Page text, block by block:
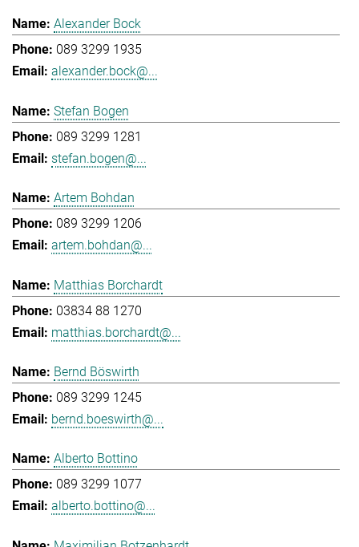
Alexander Bock
089 3299 1935
alexander.bock@...
Stefan Bogen
089 3299 1281
stefan.bogen@...
Artem Bohdan
089 3299 1206
artem.bohdan@...
Matthias Borchardt
03834 88 1270
matthias.borchardt@...
Bernd Böswirth
089 3299 1245
bernd.boeswirth@...
Alberto Bottino
089 3299 1077
alberto.bottino@...